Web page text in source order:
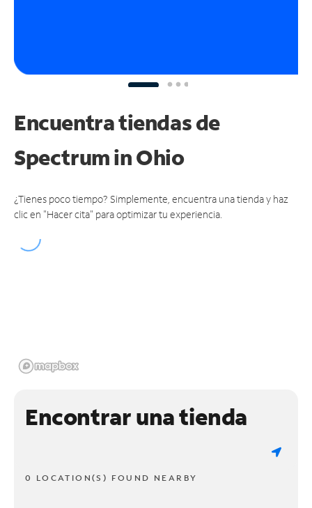
Encuentra tiendas de
Spectrumin Ohio
¿Tienes poco tiempo? Simplemente, encuentra una tienda y haz
clic en "Hacer cita" para optimizar tu experiencia.
Encontrar una tienda
0 LOCATION(S) FOUND NEARBY